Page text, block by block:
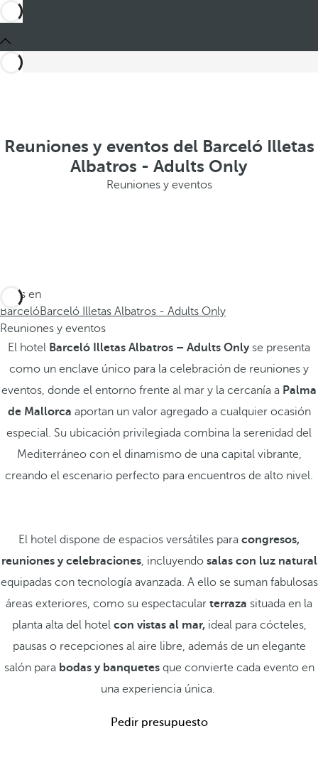
Reuniones y eventos del Barceló Illetas
Albatros - Adults Only
Reuniones y eventos
Estás en
BarcelóBarceló Illetas Albatros - Adults Only
Reuniones y eventos
El hotel Barceló Illetas Albatros – Adults Onlyse presenta
como un enclave único para la celebración de reuniones y
eventos, donde el entorno frente al mar y la cercanía a Palma
de Mallorca aportan un valor agregado a cualquier ocasión
especial. Su ubicación privilegiada combina la serenidad del
Mediterráneo con el dinamismo de una capital vibrante,
creando el escenario perfecto para encuentros de alto nivel.
El hotel dispone de espacios versátiles para congresos,
reuniones y celebraciones, incluyendo salas con luz natural
equipadas con tecnología avanzada. A ello se suman fabulosas
áreas exteriores, como su espectacular terraza situada en la
planta alta del hotelcon vistas al mar,ideal para cócteles,
pausas o recepciones al aire libre, además de un elegante
salón para bodas y banquetesque convierte cada evento en
una experiencia única.
Pedir presupuesto